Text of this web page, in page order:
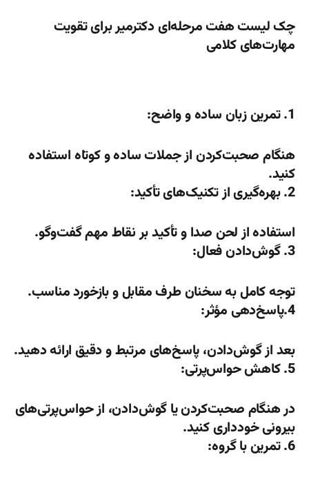
چک لیست هفت مرحله‌ای دکترمیر برای تقویت
مهارت‌های کلامی
1. تمرین زبان ساده و واضح:
هنگام صحبت‌کردن از جملات ساده و کوتاه استفاده
کنید.
2. بهره‌گیری از تکنیک‌های تأکید:
استفاده از لحن صدا و تأکید بر نقاط مهم گفت‌وگو.
3. گوش‌دادن فعال:
توجه کامل به سخنان طرف مقابل و بازخورد مناسب.
4.پاسخ‌دهی مؤثر:
بعد از گوش‌دادن، پاسخ‌های مرتبط و دقیق ارائه دهید.
5. کاهش حواس‌پرتی:
در هنگام صحبت‌کردن یا گوش‌دادن، از حواس‌پرتی‌های
بیرونی خودداری کنید.
6. تمرین با گروه: